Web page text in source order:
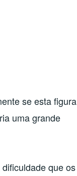
se esta figura
uma grande
que os